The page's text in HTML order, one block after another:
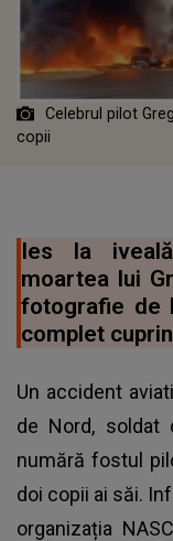
Celebrul pilot
copii
Ies la
moartea lui
fotografie de
complet
Un accident
de Nord, soldat
numără fostul
doi copii ai săi.
organizația